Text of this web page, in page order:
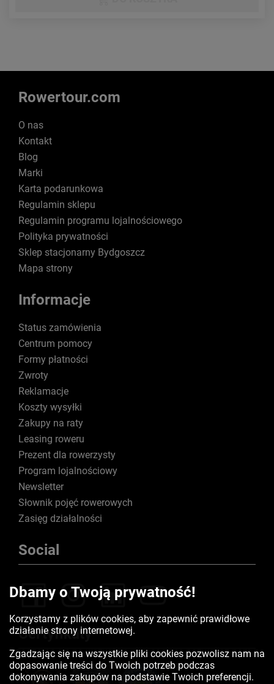
Rowertour.com
O nas
Kontakt
Blog
Marki
Karta podarunkowa
Regulamin sklepu
Regulamin programu lojalnościowego
Polityka prywatności
Sklep stacjonarny Bydgoszcz
Mapa strony
Informacje
Status zamówienia
Centrum pomocy
Formy płatności
Zwroty
Reklamacje
Koszty wysyłki
Zakupy na raty
Leasing roweru
Prezent dla rowerzysty
Program lojalnościowy
Newsletter
Słownik pojęć rowerowych
Zasięg działalności
Social
Certyfikaty
Dbamy o Twoją prywatność!
Korzystamy z plików cookies, aby zapewnić prawidłowe
działanie strony internetowej.
Zgadzając się na wszystkie pliki cookies pozwolisz nam na
dopasowanie treści do Twoich potrzeb podczas
dokonywania zakupów na podstawie Twoich preferencji.